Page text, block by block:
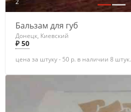
Бальзам для губ
Донецк, Киевский
₽ 50
цена за штуку - 50 р. в наличии 8 штук.